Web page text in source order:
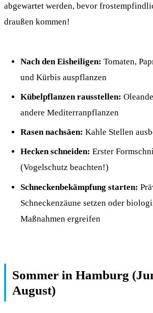
abgewartet werden, bevor
draußen kommen!
Nach den Eisheiligen: Tomaten,
und Kürbis auspflanzen
Kübelpflanzen rausstellen:
andere Mediterranpflanzen
Rasen nachsäen: Kahle Stellen
Hecken schneiden: Erster
(Vogelschutz beachten!)
Schneckenbekämpfung starten:
Schneckenzäune setzen oder
Maßnahmen ergreifen
Sommer in Hamburg
August)